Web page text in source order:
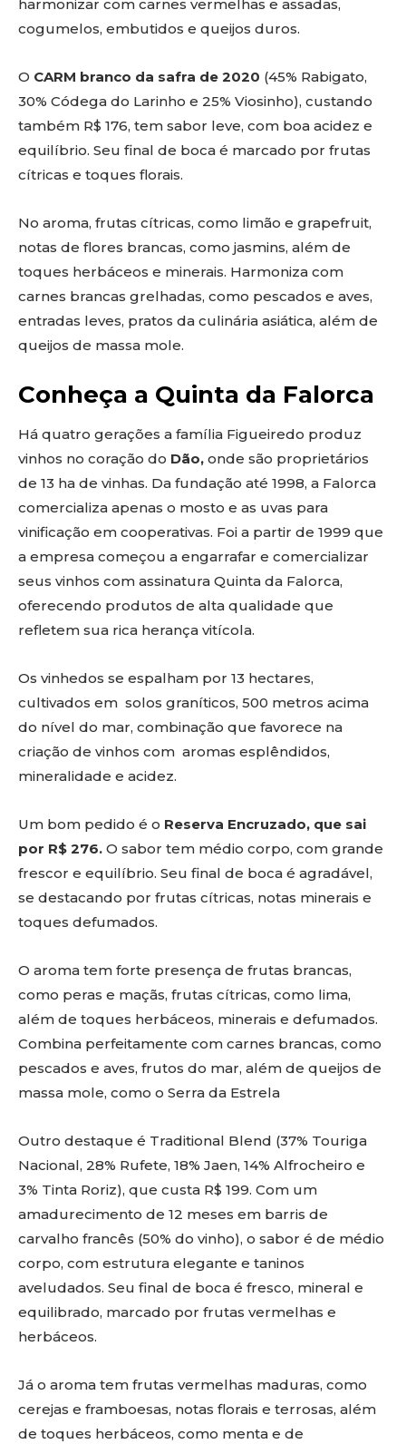
harmonizar com carnes vermelhas e assadas,
cogumelos, embutidos e queijos duros.
O CARM branco da safra de 2020 (45% Rabigato,
30% Códega do Larinho e 25% Viosinho), custando
também R$ 176, tem sabor leve, com boa acidez e
equilíbrio. Seu final de boca é marcado por frutas
cítricas e toques florais.
No aroma, frutas cítricas, como limão e grapefruit,
notas de flores brancas, como jasmins, além de
toques herbáceos e minerais. Harmoniza com
carnes brancas grelhadas, como pescados e aves,
entradas leves, pratos da culinária asiática, além de
queijos de massa mole.
Conheça a Quinta da Falorca
Há quatro gerações a família Figueiredo produz
vinhos no coração do Dão, onde são proprietários
de 13 ha de vinhas. Da fundação até 1998, a Falorca
comercializa apenas o mosto e as uvas para
vinificação em cooperativas. Foi a partir de 1999 que
a empresa começou a engarrafar e comercializar
seus vinhos com assinatura Quinta da Falorca,
oferecendo produtos de alta qualidade que
refletem sua rica herança vitícola.
Os vinhedos se espalham por 13 hectares,
cultivados em solos graníticos, 500 metros acima
do nível do mar, combinação que favorece na
criação de vinhos com aromas esplêndidos,
mineralidade e acidez.
Um bom pedido é o Reserva Encruzado, que sai
por R$ 276. O sabor tem médio corpo, com grande
frescor e equilíbrio. Seu final de boca é agradável,
se destacando por frutas cítricas, notas minerais e
toques defumados.
O aroma tem forte presença de frutas brancas,
como peras e maçãs, frutas cítricas, como lima,
além de toques herbáceos, minerais e defumados.
Combina perfeitamente com carnes brancas, como
pescados e aves, frutos do mar, além de queijos de
massa mole, como o Serra da Estrela
Outro destaque é Traditional Blend (37% Touriga
Nacional, 28% Rufete, 18% Jaen, 14% Alfrocheiro e
3% Tinta Roriz), que custa R$ 199. Com um
amadurecimento de 12 meses em barris de
carvalho francês (50% do vinho), o sabor é de médio
corpo, com estrutura elegante e taninos
aveludados. Seu final de boca é fresco, mineral e
equilibrado, marcado por frutas vermelhas e
herbáceos.
Já o aroma tem frutas vermelhas maduras, como
cerejas e framboesas, notas florais e terrosas, além
de toques herbáceos, como menta e de